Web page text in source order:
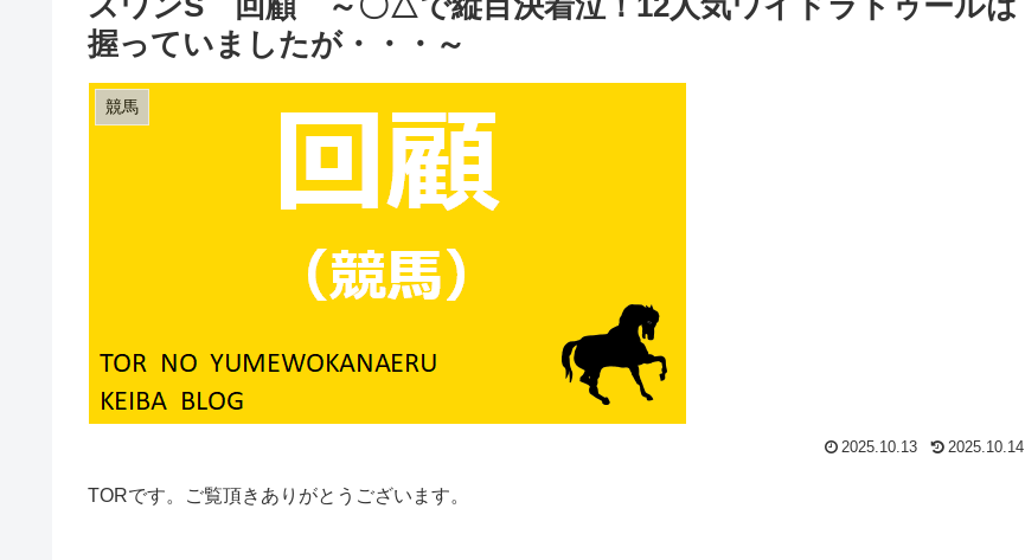
握っていましたが・・・～
競馬
2025.10.13 2025.10.14
TORです。ご覧頂きありがとうございます。